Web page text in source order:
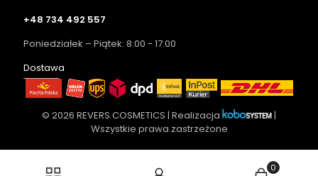
+48 734 492 557
Poniedziałek – Piątek: 8:00 - 17:00
Dostawa
© 2026 REVERS COSMETICS | Realizacja
|
Wszystkie prawa zastrzeżone
0